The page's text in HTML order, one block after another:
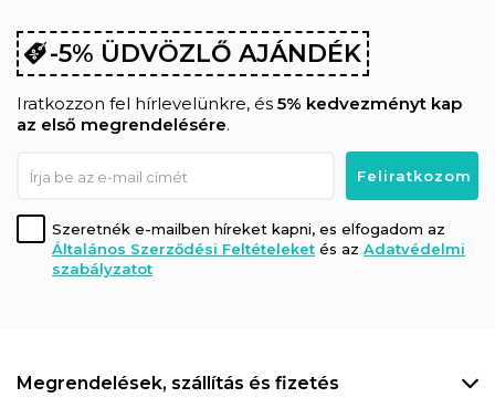
-5% ÜDVÖZLŐ AJÁNDÉK
Iratkozzon fel hírlevelünkre, és 5% kedvezményt kap
az első megrendelésére.
Szeretnék e-mailben híreket kapni, es elfogadom az
Általános Szerződési Feltételeket és az Adatvédelmi
szabályzatot
Megrendelések, szállítás és fizetés